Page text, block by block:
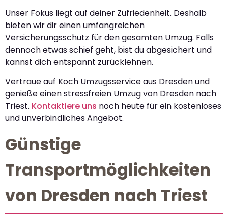
Unser Fokus liegt auf deiner Zufriedenheit. Deshalb
bieten wir dir einen umfangreichen
Versicherungsschutz für den gesamten Umzug. Falls
dennoch etwas schief geht, bist du abgesichert und
kannst dich entspannt zurücklehnen.
Vertraue auf Koch Umzugsservice aus Dresden und
genieße einen stressfreien Umzug von Dresden nach
Triest. Kontaktiere uns noch heute für ein kostenloses
und unverbindliches Angebot.
Günstige
Transportmöglichkeiten
von Dresden nach Triest